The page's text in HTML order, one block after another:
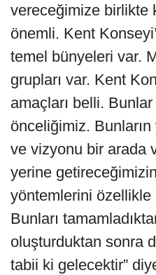
vereceğimize birlikte
önemli. Kent
temel bünyeleri var.
grupları var. Kent
amaçları belli.
önceliğimiz. Bunların
ve vizyonu bir arada
yerine
yöntemlerini özellikle
Bunları
oluşturduktan sonra
tabii ki gelecektir”